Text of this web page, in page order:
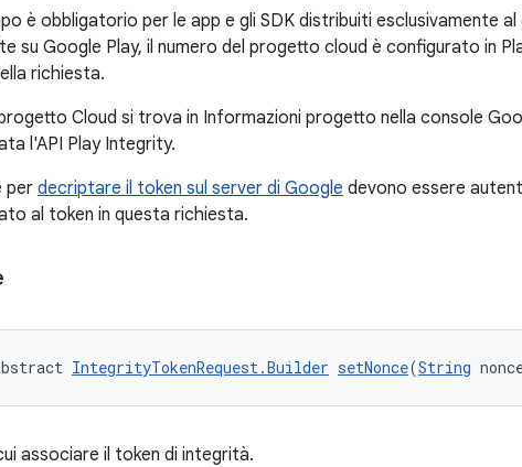
è obbligatorio per le app e gli SDK distribuiti esclusivamente al
su Google Play, il numero del progetto cloud è configurato in
richiesta.
Cloud si trova in Informazioni progetto nella console
l'API Play Integrity.
per decriptare il token sul server di Google devono essere
al token in questa richiesta.
IntegrityTokenRequest.Builder setNonce(String
associare il token di integrità.